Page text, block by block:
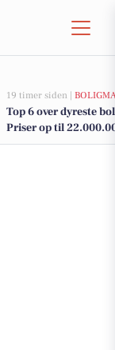
19 timer siden |
Top 6 over dyreste
Priser op til